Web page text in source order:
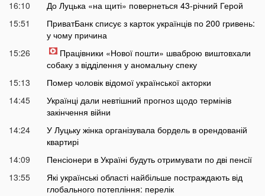
16:10
До Луцька «на щиті» повернеться 43-річний Герой
15:51
ПриватБанк списує з карток українців по 200 гривень:
у чому причина
15:26
Працівники «Нової пошти» шваброю виштовхали
собаку з відділення у аномальну спеку
15:13
Помер чоловік відомої української акторки
14:45
Українці дали невтішний прогноз щодо термінів
закінчення війни
14:24
У Луцьку жінка організувала бордель в орендованій
квартирі
14:09
Пенсіонери в Україні будуть отримувати по дві пенсії
13:55
Які українські області найбільше постраждають від
глобального потепління: перелік